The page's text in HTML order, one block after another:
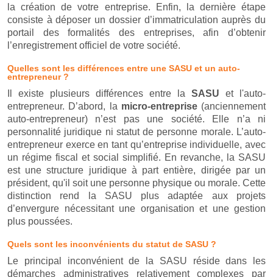
la création de votre entreprise. Enfin, la dernière étape
consiste à déposer un dossier d’immatriculation auprès du
portail des formalités des entreprises, afin d’obtenir
l’enregistrement officiel de votre société.
Quelles sont les différences entre une SASU et un auto-
entrepreneur ?
Il existe plusieurs différences entre la SASU et l'auto-
entrepreneur. D’abord, la micro-entreprise(anciennement
auto-entrepreneur) n’est pas une société. Elle n’a ni
personnalité juridique ni statut de personne morale. L’auto-
entrepreneur exerce en tant qu’entreprise individuelle, avec
un régime fiscal et social simplifié. En revanche, la SASU
est une structure juridique à part entière, dirigée par un
président, qu'il soit une personne physique ou morale. Cette
distinction rend la SASU plus adaptée aux projets
d’envergure nécessitant une organisation et une gestion
plus poussées.
Quels sont les inconvénients du statut de SASU ?
Le principal inconvénient de la SASU réside dans les
démarches administratives relativement complexes par